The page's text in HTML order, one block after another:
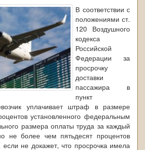
В соответствии с
положениями ст.
120 Воздушного
кодекса
Российской
Федерации за
просрочку
доставки
пассажира в
пункт
уплачивает штраф в размере
установленного федеральным
размера оплаты труда за каждый
не более чем пятьдесят процентов
если не докажет, что просрочка имела